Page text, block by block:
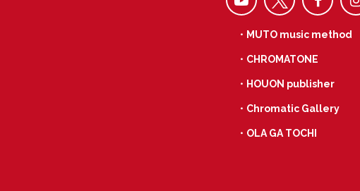
・MUTO music method
・CHROMATONE
・HOUON publisher
・Chromatic Gallery
・OLA GA TOCHI